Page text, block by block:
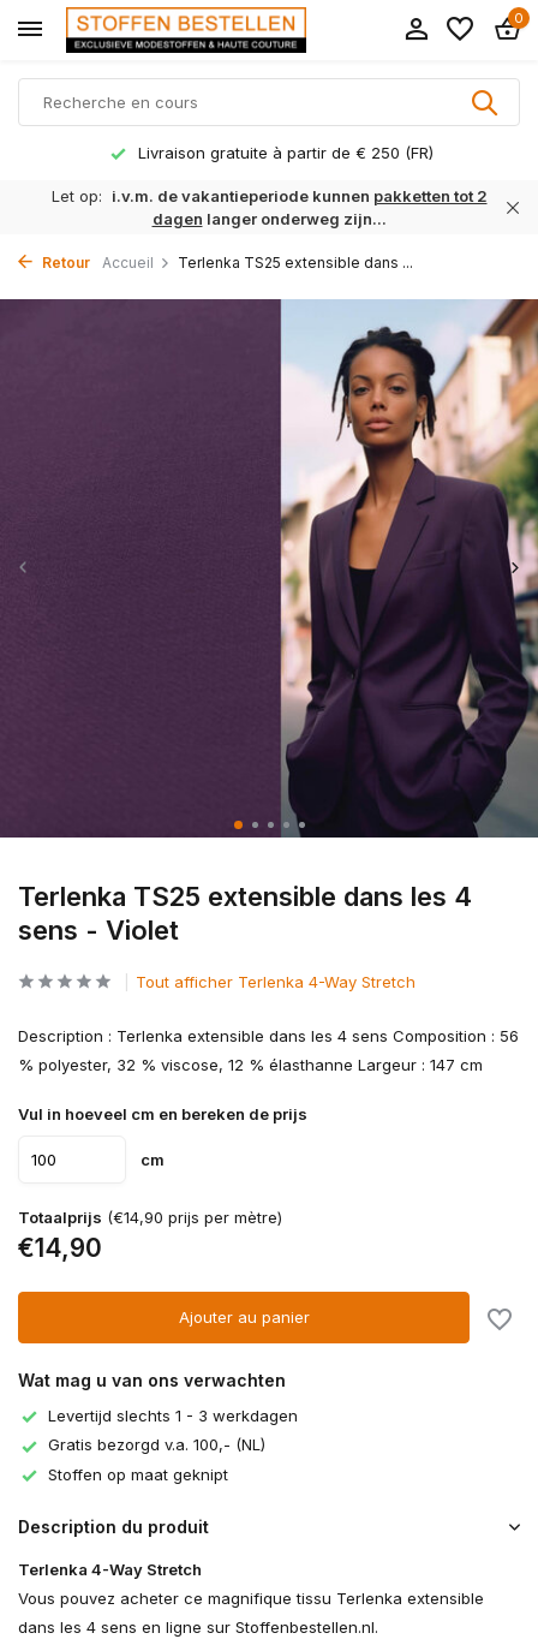
0
Livraison gratuite à partir de € 250 (FR)
Let op: i.v.m. de vakantieperiode kunnen pakketten tot 2
dagen langer onderweg zijn...
Retour Accueil Terlenka TS25 extensible dans ...
Terlenka TS25 extensible dans les 4
sens - Violet
Tout afficher Terlenka 4-Way Stretch
Description : Terlenka extensible dans les 4 sens Composition : 56
% polyester, 32 % viscose, 12 % élasthanne Largeur : 147 cm
Vul in hoeveel cm en bereken de prijs
cm
Totaalprijs (€14,90 prijs per mètre)
€14,90
Ajouter au panier
Wat mag u van ons verwachten
Levertijd slechts 1 - 3 werkdagen
Gratis bezorgd v.a. 100,- (NL)
Stoffen op maat geknipt
Description du produit
Terlenka 4-Way Stretch
Vous pouvez acheter ce magnifique tissu Terlenka extensible
dans les 4 sens en ligne sur Stoffenbestellen.nl.